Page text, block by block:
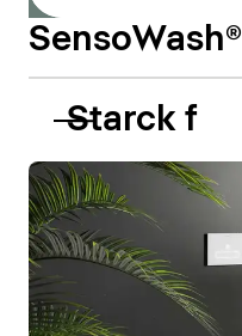
Starck f